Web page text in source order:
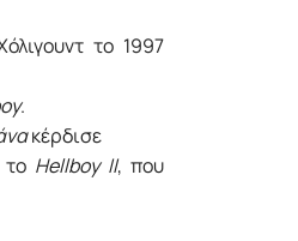
το 1997
.
κέρδισε
Hellboy ΙΙ, που